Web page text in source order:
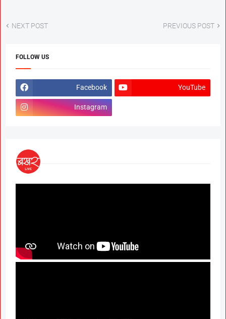
NEXT POST PREVIOUS POST
FOLLOW US
Facebook YouTube
Instagram